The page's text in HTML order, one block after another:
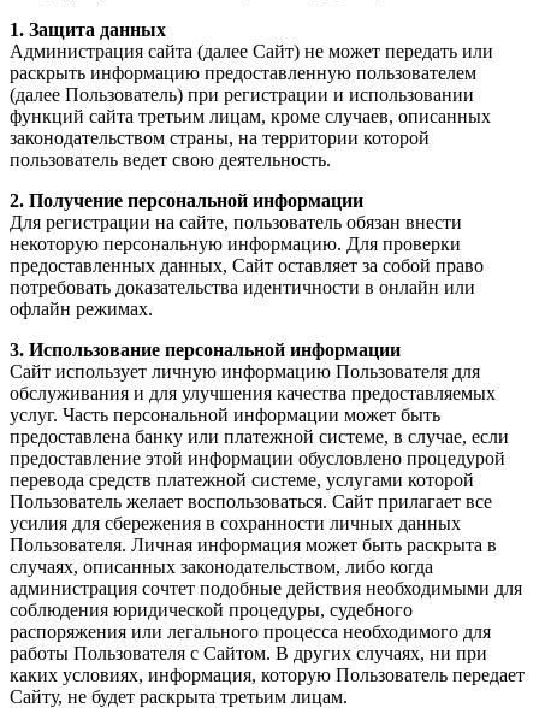
1. Защита данных
Администрация сайта (далее Сайт) не может передать или
раскрыть информацию предоставленную пользователем
(далее Пользователь) при регистрации и использовании
функций сайта третьим лицам, кроме случаев, описанных
законодательством страны, на территории которой
пользователь ведет свою деятельность.
2. Получение персональной информации
Для регистрации на сайте, пользователь обязан внести
некоторую персональную информацию. Для проверки
предоставленных данных, Сайт оставляет за собой право
потребовать доказательства идентичности в онлайн или
офлайн режимах.
3. Использование персональной информации
Сайт использует личную информацию Пользователя для
обслуживания и для улучшения качества предоставляемых
услуг. Часть персональной информации может быть
предоставлена банку или платежной системе, в случае, если
предоставление этой информации обусловлено процедурой
перевода средств платежной системе, услугами которой
Пользователь желает воспользоваться. Сайт прилагает все
усилия для сбережения в сохранности личных данных
Пользователя. Личная информация может быть раскрыта в
случаях, описанных законодательством, либо когда
администрация сочтет подобные действия необходимыми для
соблюдения юридической процедуры, судебного
распоряжения или легального процесса необходимого для
работы Пользователя с Сайтом. В других случаях, ни при
каких условиях, информация, которую Пользователь передает
Сайту, не будет раскрыта третьим лицам.